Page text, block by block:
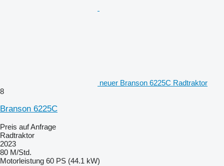
neuer Branson 6225C Radtraktor
8
Branson 6225C
Preis auf Anfrage
Radtraktor
2023
80 M/Std.
Motorleistung 60 PS (44.1 kW)